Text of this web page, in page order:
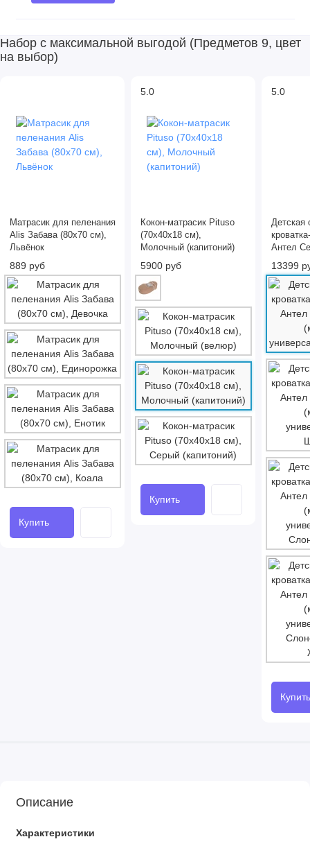
Набор с максимальной выгодой (Предметов 9, цвет
на выбор)
Матрасик для пеленания
Alis Забава (80х70 см),
Львёнок
889 руб
Купить
5.0
Кокон-матрасик Pituso
(70x40x18 см),
Молочный (капитоний)
5900 руб
Купить
5.0
Детская
Антел
(маятник
13399
Описание
Характеристики